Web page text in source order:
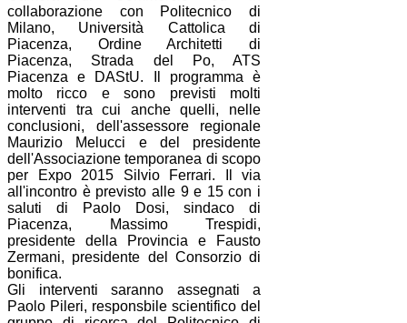
collaborazione con Politecnico di
Milano, Università Cattolica di
Piacenza, Ordine Architetti di
Piacenza, Strada del Po, ATS
Piacenza e DAStU. Il programma è
molto ricco e sono previsti molti
interventi tra cui anche quelli, nelle
conclusioni, dell'assessore regionale
Maurizio Melucci e del presidente
dell'Associazione temporanea di scopo
per Expo 2015 Silvio Ferrari. Il via
all'incontro è previsto alle 9 e 15 con i
saluti di Paolo Dosi, sindaco di
Piacenza, Massimo Trespidi,
presidente della Provincia e Fausto
Zermani, presidente del Consorzio di
bonifica.
Gli interventi saranno assegnati a
Paolo Pileri, responsbile scientifico del